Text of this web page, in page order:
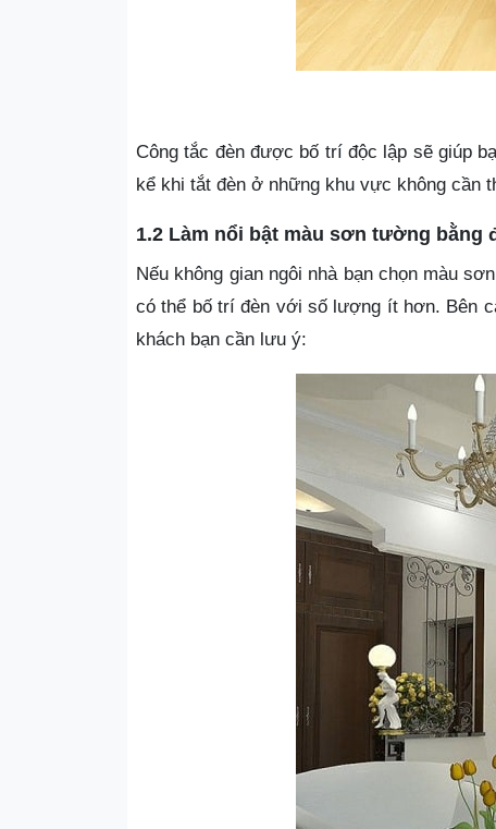
Công tắc đèn được bố trí độc lập sẽ giúp
kể khi tắt đèn ở những khu vực không cần
1.2 Làm nổi bật màu sơn tường bằng
Nếu không gian ngôi nhà bạn chọn màu
có thể bố trí đèn với số lượng ít hơn. Bên
khách bạn cần lưu ý: